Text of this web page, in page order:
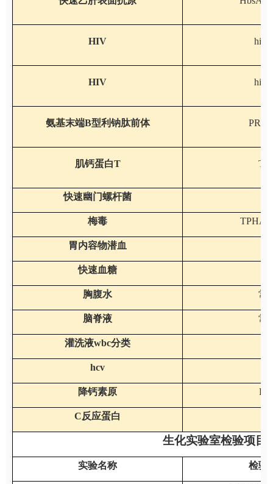
HIV hiv-
HIV hiv-
氨基末端B型利钠肽前体
肌钙蛋白T
快速幽门螺杆菌
梅毒 TPHA
胃内容物潜血
快速血糖
胸腹水 常
脑脊液 常
灌洗液wbc分类
hcv
降钙素原
C反应蛋白
生化实验室检验项目
实验名称 检验